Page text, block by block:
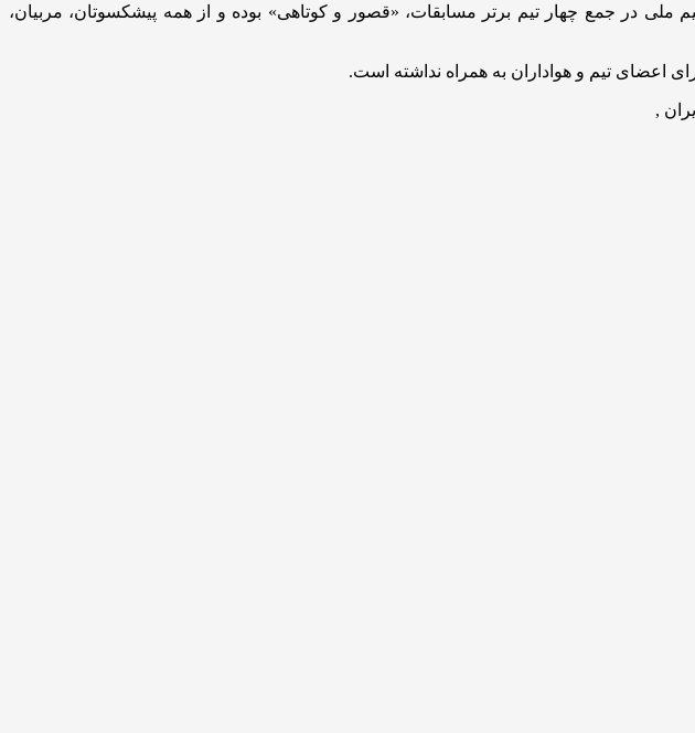
در جمع چهار تیم برتر مسابقات، «قصور و کوتاهی» بوده و از همه پیشکسوتان، مربیان،
اعضای تیم و هواداران به همراه نداشته است.